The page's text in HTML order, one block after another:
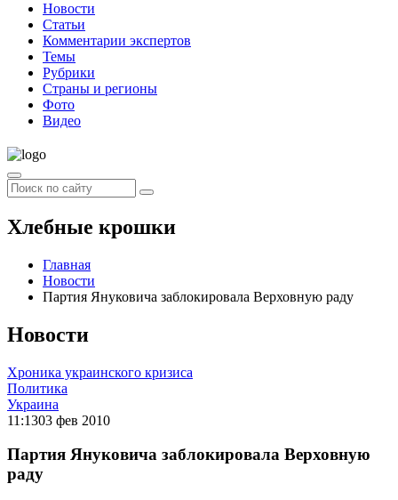
Новости
Статьи
Комментарии экспертов
Темы
Рубрики
Страны и регионы
Фото
Видео
Хлебные крошки
Главная
Новости
Партия Януковича заблокировала Верховную раду
Новости
Хроника украинского кризиса
Политика
Украина
11:1303 фев 2010
Партия Януковича заблокировала Верховную
раду